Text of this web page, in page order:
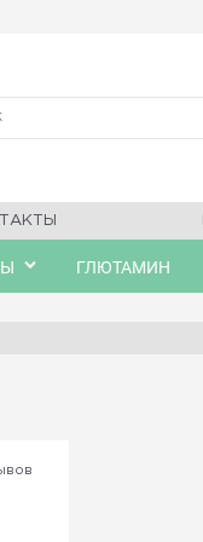
ГЛЮТАМИН